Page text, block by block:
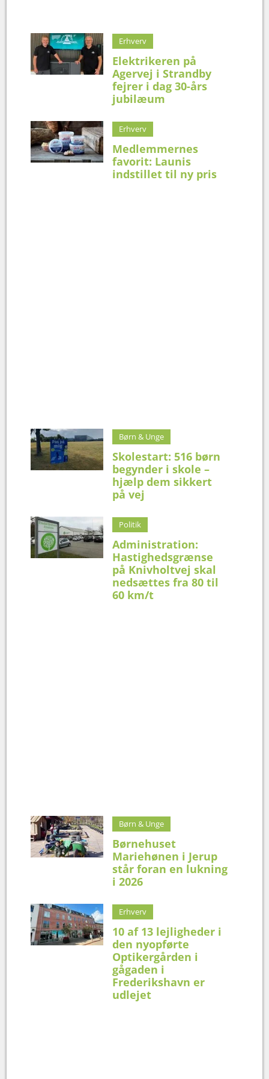
Erhverv
Elektrikeren på
Agervej i Strandby
fejrer i dag 30-års
jubilæum
Erhverv
Medlemmernes
favorit: Launis
indstillet til ny pris
Børn & Unge
Skolestart: 516 børn
begynder i skole –
hjælp dem sikkert
på vej
Politik
Administration:
Hastighedsgrænse
på Knivholtvej skal
nedsættes fra 80 til
60 km/t
Børn & Unge
Børnehuset
Mariehønen i Jerup
står foran en lukning
i 2026
Erhverv
10 af 13 lejligheder i
den nyopførte
Optikergården i
gågaden i
Frederikshavn er
udlejet